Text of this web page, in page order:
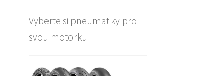
Vyberte si pneumatiky pro
svou motorku